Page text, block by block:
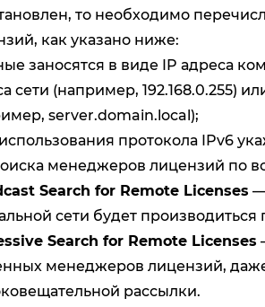
то необходимо
как указано ниже:
заносятся в виде IP адреса
сети (например, 192.168.0.255)
server.domain.local);
использования протокола IPv6
менеджеров лицензий по
Search for Remote Licenses —
сети будет
Search for Remote Licenses
менеджеров лицензий,
рассылки.